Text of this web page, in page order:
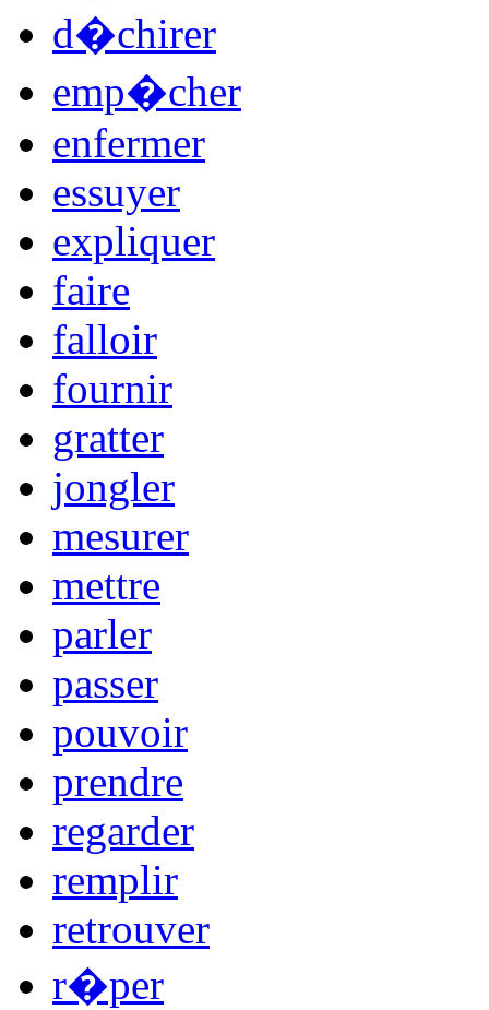
d�chirer
emp�cher
enfermer
essuyer
expliquer
faire
falloir
fournir
gratter
jongler
mesurer
mettre
parler
passer
pouvoir
prendre
regarder
remplir
retrouver
r�per